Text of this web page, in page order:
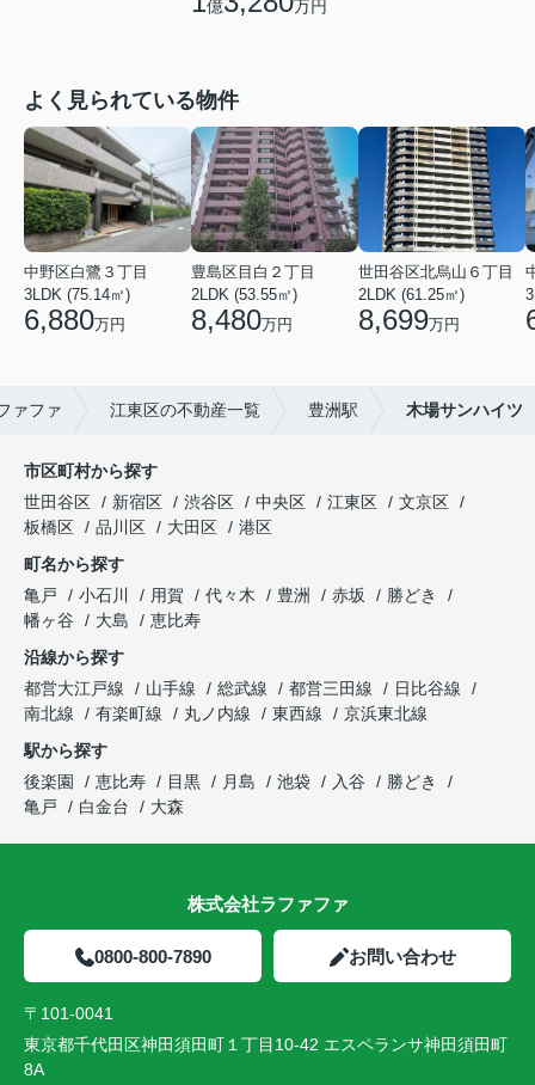
億 万円
よく見られている物件
中野区白鷺３丁目
3LDK (75.14㎡)
6,880万円
豊島区目白２丁目
2LDK (53.55㎡)
8,480万円
世田谷区北烏山６丁目
2LDK (61.25㎡)
8,699万円
ァファ 江東区の不動産一覧 豊洲駅 木場サンハイツ
市区町村から探す
世田谷区
新宿区 渋谷区 中央区 江東区
文京区
板橋区
品川区 大田区
港区
町名から探す
亀戸
小石川 用賀 代々木 豊洲 赤坂
勝どき
幡ヶ谷
大島
恵比寿
沿線から探す
都営大江戸線
山手線 総武線 都営三田線
日比谷線
南北線
有楽町線 丸ノ内線 東西線
京浜東北線
駅から探す
後楽園
恵比寿 目黒 月島 池袋 入谷
勝どき
亀戸
白金台 大森
株式会社ラファファ
0800-800-7890 お問い合わせ
〒101-0041
東京都千代田区神田須田町１丁目10-42 エスペランサ神田須田町
8A